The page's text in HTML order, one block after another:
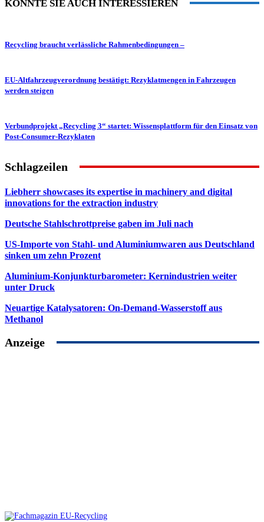
KÖNNTE SIE AUCH INTERESSIEREN
Recycling braucht verlässliche Rahmenbedingungen –
EU-Altfahrzeugverordnung bestätigt: Rezyklatmengen in Fahrzeugen
werden steigen
Verbundprojekt „Recycling 3“ startet: Wissensplattform für den Einsatz von
Post-Consumer-Rezyklaten
Schlagzeilen
Liebherr showcases its expertise in machinery and digital
innovations for the extraction industry
Deutsche Stahlschrottpreise gaben im Juli nach
US-Importe von Stahl- und Aluminiumwaren aus Deutschland
sinken um zehn Prozent
Aluminium-Konjunkturbarometer: Kernindustrien weiter
unter Druck
Neuartige Katalysatoren: On-Demand-Wasserstoff aus
Methanol
Anzeige